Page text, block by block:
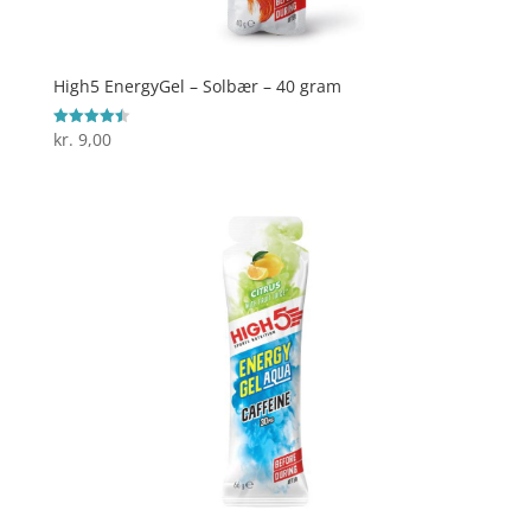
High5 EnergyGel – Solbær – 40 gram
Vurderet
4.5
kr. 9,00